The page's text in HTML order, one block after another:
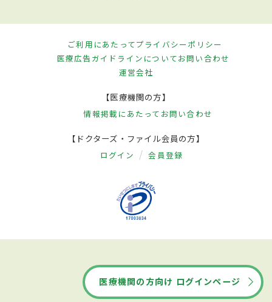
ご利用にあたってプライバシーポリシー
医療広告ガイドラインについてお問い合わせ
運営会社
【医療機関の方】
情報掲載にあたって お問い合わせ
【ドクターズ・ファイル会員の方】
ログイン 会員登録
医療機関の方向け ログインページ